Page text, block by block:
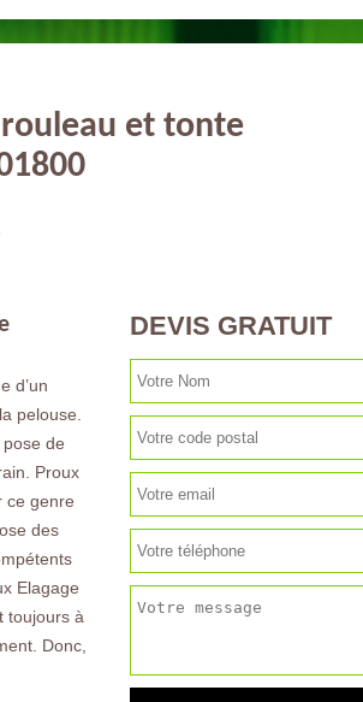
et tonte
d’un
pelouse.
pose de
Proux
ce genre
des
Elagage
toujours à
Donc,
DEVIS GRATUIT